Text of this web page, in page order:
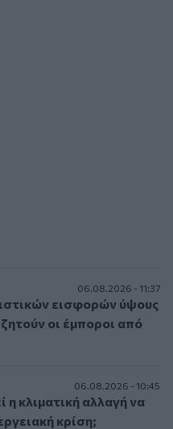
06.08.2026 - 11:37
εισφορών ύψους
οι έμποροι από
06.08.2026 - 10:45
κλιματική αλλαγή να
κρίση;